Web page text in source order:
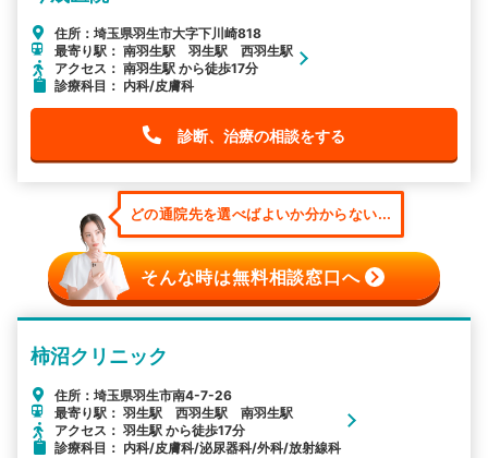
住所：埼玉県羽生市大字下川崎818
最寄り駅： 南羽生駅 羽生駅 西羽生駅
アクセス： 南羽生駅 から徒歩17分
診療科目： 内科/皮膚科
診断、治療の相談をする
どの通院先を選べばよいか分からない...
そんな時は無料相談窓口へ
柿沼クリニック
住所：埼玉県羽生市南4-7-26
最寄り駅： 羽生駅 西羽生駅 南羽生駅
アクセス： 羽生駅 から徒歩17分
診療科目： 内科/皮膚科/泌尿器科/外科/放射線科